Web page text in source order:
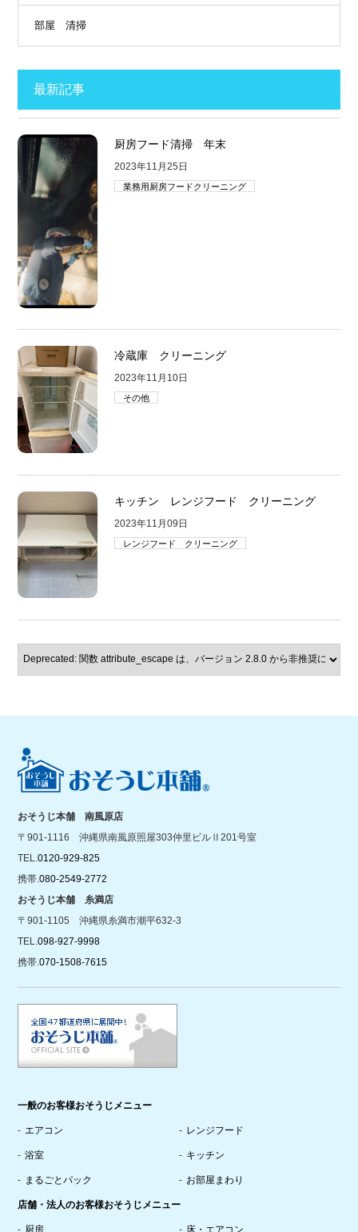
部屋 清掃
最新記事
厨房フード清掃 年末
2023年11月25日
業務用厨房フードクリーニング
冷蔵庫 クリーニング
2023年11月10日
その他
キッチン レンジフード クリーニング
2023年11月09日
レンジフード クリーニング
おそうじ本舗 南風原店
〒901-1116 沖縄県南風原照屋303仲里ビルⅡ201号室
TEL.0120-929-825
携帯.080-2549-2772
おそうじ本舗 糸満店
〒901-1105 沖縄県糸満市潮平632-3
TEL.098-927-9998
携帯.070-1508-7615
一般のお客様おそうじメニュー
エアコン レンジフード
浴室 キッチン
まるごとパック お部屋まわり
店舗・法人のお客様おそうじメニュー
厨房 床・エアコン